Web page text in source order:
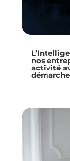
nos
activité